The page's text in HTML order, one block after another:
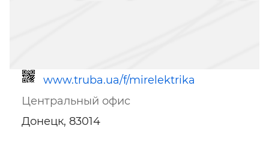
www.truba.ua/f/mirelektrika
Центральный офис
Донецк, 83014